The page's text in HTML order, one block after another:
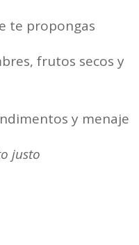
te propongas
frutos secos y
y menaje
justo